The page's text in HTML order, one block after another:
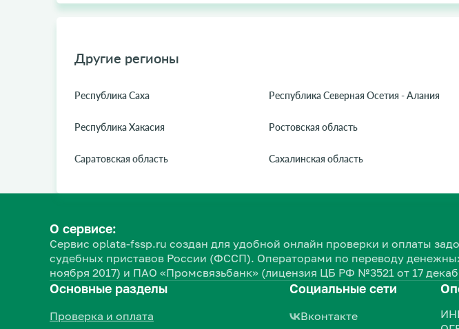
Другие регионы
Республика Саха Республика Северная Осетия - Алания
Республика Хакасия Ростовская область
Саратовская область Сахалинская область
О сервисе:
Сервис oplata-fssp.ru создан для удобной онлайн проверки и оплаты
судебных приставов России (ФССП). Операторами по переводу
ноября 2017) и ПАО «Промсвязьбанк» (лицензия ЦБ РФ №3521 от 17
Основные разделы
Проверка и оплата
Социальные сети
Вконтакте